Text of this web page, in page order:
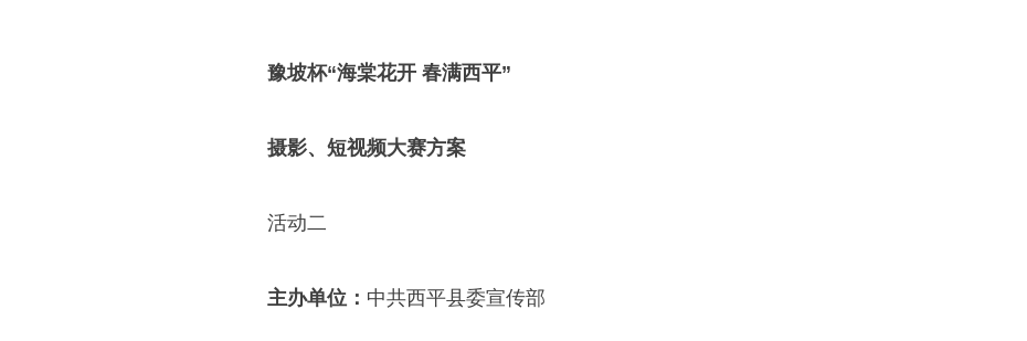
豫坡杯“海棠花开 春满西平”
摄影、短视频大赛方案
活动二
主办单位： 中共西平县委宣传部